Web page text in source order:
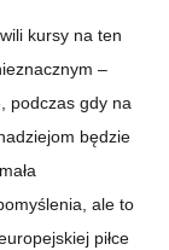
kursy na ten
–
podczas gdy na
będzie
ale to
piłce